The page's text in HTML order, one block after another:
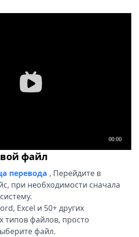
файл
перевода , Перейдите в
при необходимости сначала
Excel и 50+ других
типов файлов, просто
файл.